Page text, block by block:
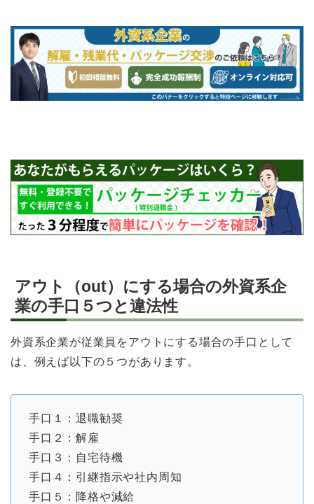
アウト（out）にする場合の外資系企
業の手口５つと違法性
外資系企業が従業員をアウトにする場合の手口として
は、例えば以下の５つがあります。
手口１：退職勧奨
手口２：解雇
手口３：自宅待機
手口４：引継指示や社内周知
手口５：降格や減給